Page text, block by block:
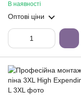
В наявності
Оптові ціни